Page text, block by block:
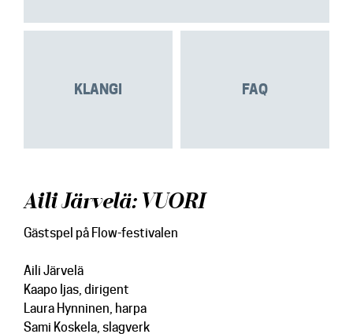
KLANGI FAQ
Aili Järvelä: VUORI
Gästspel på Flow-festivalen
Aili Järvelä
Kaapo Ijas, dirigent
Laura Hynninen, harpa
Sami Koskela, slagverk